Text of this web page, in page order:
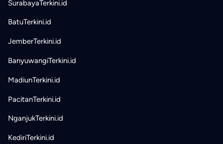
SurabayaTerkini.id
BatuTerkini.id
JemberTerkini.id
BanyuwangiTerkini.id
MadiunTerkini.id
PacitanTerkini.id
NganjukTerkini.id
KediriTerkini.id